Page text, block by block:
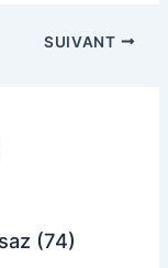
SUIVANT
(74)